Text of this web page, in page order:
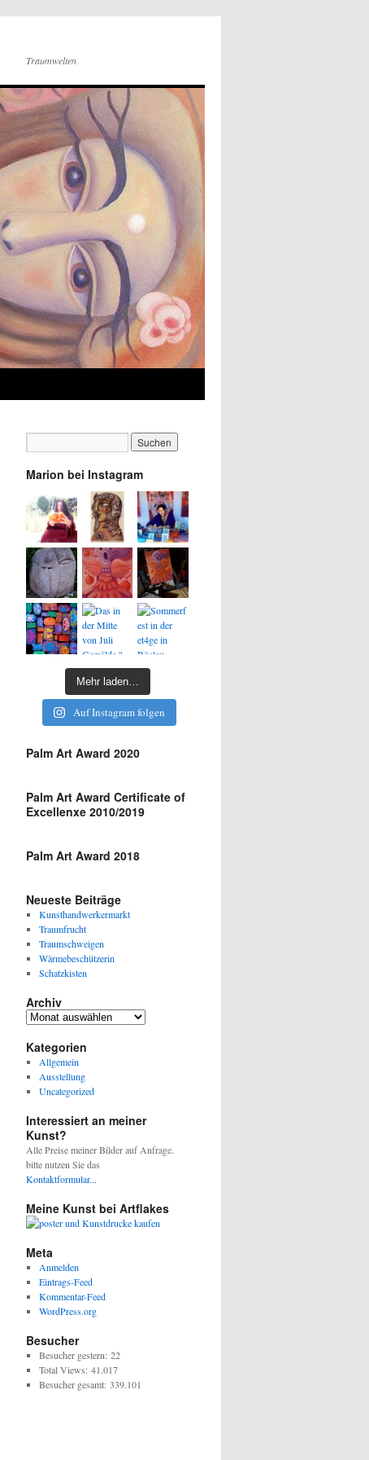
Traumwelten
Marion bei Instagram
Mehr laden…
Auf Instagram folgen
Palm Art Award 2020
Palm Art Award Certificate of
Excellenxe 2010/2019
Palm Art Award 2018
Neueste Beiträge
Kunsthandwerkermarkt
Traumfrucht
Traumschweigen
Wärmebeschützerin
Schatzkisten
Archiv
Archiv
Kategorien
Allgemein
Ausstellung
Uncategorized
Interessiert an meiner
Kunst?
Alle Preise meiner Bilder auf Anfrage.
bitte nutzen Sie das
Kontaktformular...
Meine Kunst bei Artflakes
Meta
Anmelden
Eintrags-Feed
Kommentar-Feed
WordPress.org
Besucher
Besucher gestern: 22
Total Views: 41.017
Besucher gesamt: 339.101